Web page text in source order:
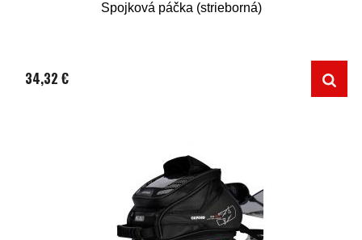
Spojková páčka (strieborná)
34,32 €